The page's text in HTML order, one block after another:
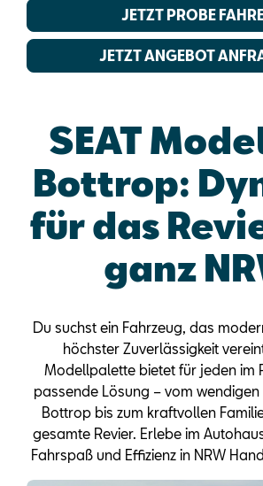
JETZT PROBE
JETZT ANGEBOT
SEAT
Bottrop:
für das
ganz
Du suchst ein Fahrzeug, das
höchster Zuverlässigkeit
Modellpalette bietet für jeden im
passende Lösung – vom
Bottrop bis zum kraftvollen
gesamte Revier. Erlebe im
Fahrspaß und Effizienz in NRW